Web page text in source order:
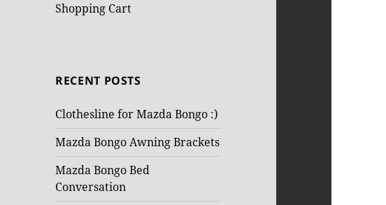
Shopping Cart
RECENT POSTS
Clothesline for Mazda Bongo :)
Mazda Bongo Awning Brackets
Mazda Bongo Bed
Conversation